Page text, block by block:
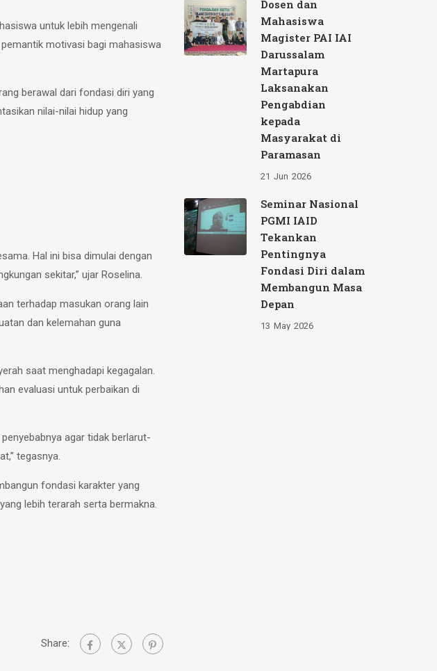
untuk lebih mengenali
motivasi bagi mahasiswa
berawal dari fondasi diri yang
nilai-nilai hidup yang
Hal ini bisa dimulai dengan
sekitar,” ujar Roselina.
terhadap masukan orang lain
dan kelemahan guna
saat menghadapi kegagalan.
evaluasi untuk perbaikan di
agar tidak berlarut-
tegasnya.
fondasi karakter yang
lebih terarah serta bermakna.
Share:
Dosen dan
Mahasiswa
Magister PAI IAI
Darussalam
Martapura
Laksanakan
Pengabdian
kepada
Masyarakat di
Paramasan
21 Jun 2026
Seminar Nasional
PGMI IAID
Tekankan
Pentingnya
Fondasi Diri dalam
Membangun Masa
Depan
13 May 2026